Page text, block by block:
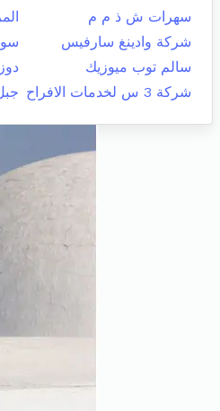
سهرات ش ذ م م
شركة وادينغ سارفيس
سالم توب ميوزيك
دوز
شركة 3 س لخدمات الافراح